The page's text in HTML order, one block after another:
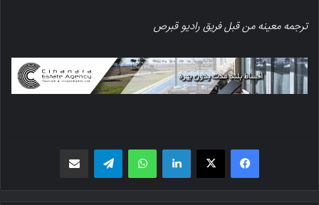
ترجمه معینه من قبل فریق رادیو قبرص
فیسبوک X لینکدین واتس اپ تلگرام